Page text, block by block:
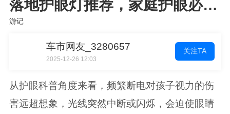
落地护眼灯推荐，家庭护眼必需
品
游记
车市网友_3280657
2025-12-26 12:03
关注TA
从护眼科普角度来看，频繁断电对孩子视力的伤
害远超想象，光线突然中断或闪烁，会迫使眼睛